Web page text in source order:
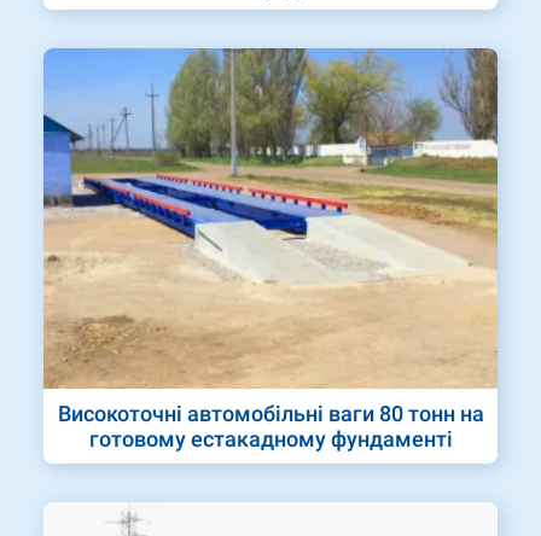
Високоточні автомобільні ваги 80 тонн на
готовому естакадному фундаменті